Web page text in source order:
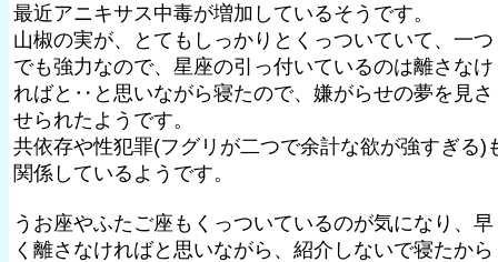
最近アニキサス中毒が増加しているそうです。
山椒の実が、とてもしっかりとくっついていて、一つ
でも強力なので、星座の引っ付いているのは離さなけ
ればと‥と思いながら寝たので、嫌がらせの夢を見さ
せられたようです。
共依存や性犯罪(フグリが二つで余計な欲が強すぎる)
関係しているようです。
うお座やふたご座もくっついているのが気になり、早
く離さなければと思いながら、紹介しないで寝たから